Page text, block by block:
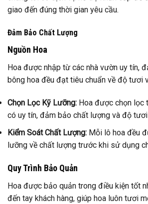
giao đến đúng thời gian yêu cầu.
Đảm Bảo Chất Lượng
Nguồn Hoa
Hoa được nhập từ các nhà vườn uy tín,
bông hoa đều đạt tiêu chuẩn về độ tươi
Chọn Lọc Kỹ Lưỡng: Hoa được chọn lọc
có uy tín, đảm bảo chất lượng và độ
Kiểm Soát Chất Lượng: Mỗi lô hoa đều
lưỡng về chất lượng trước khi sử dụng
Quy Trình Bảo Quản
Hoa được bảo quản trong điều kiện tốt
đến tay khách hàng, giúp hoa luôn tươi